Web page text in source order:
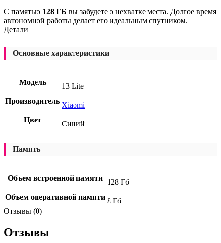
С памятью 128 ГБ вы забудете о нехватке места. Долгое время
автономной работы делает его идеальным спутником.
Детали
Основные характеристики
Модель
13 Lite
Производитель Xiaomi
Цвет
Синий
Память
Объем встроенной памяти 128 Гб
Объем оперативной памяти 8 Гб
Отзывы (0)
Отзывы